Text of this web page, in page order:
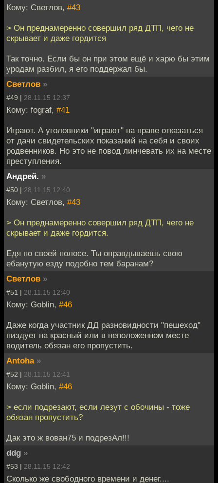
Кому: Светлов, #43
> Он преднамеренно совершил ряд ДТП, чего не
скрывает и даже гордится
Так точно. Если бы он при этом ещё и харю бы этим
уродам разбил, я его поддержал бы.
Светлов »
#49 | 28.11.15 12:37
Кому: fograf, #41
Играют. А уголовники "играют" на праве отказаться
от дачи свидетельских показаний на себя и своих
родвенников. Но это не повод линчевать их на месте
преступления.
Андрей. »
#50 | 28.11.15 12:40
Кому: Светлов, #43
> Он преднамеренно совершил ряд ДТП, чего не
скрывает и даже гордится.
Едя по своей полосе. Ты оправдываешь свою
ебанутую езду подобно тем баранам?
Светлов »
#51 | 28.11.15 12:40
Кому: Goblin, #46
Даже когда участник ДД разновидности "пешеход"
пиздует на красный или в неположенном месте
водитель обязан его пропустить.
Antoha »
#52 | 28.11.15 12:41
Кому: Goblin, #46
> если подрезают, если лезут с обочины - тоже
обязан пропустить?
Дак это ж вован75 и подрезАл!!!
ddg »
#53 | 28.11.15 12:42
Сколько же свободного времени и денег....